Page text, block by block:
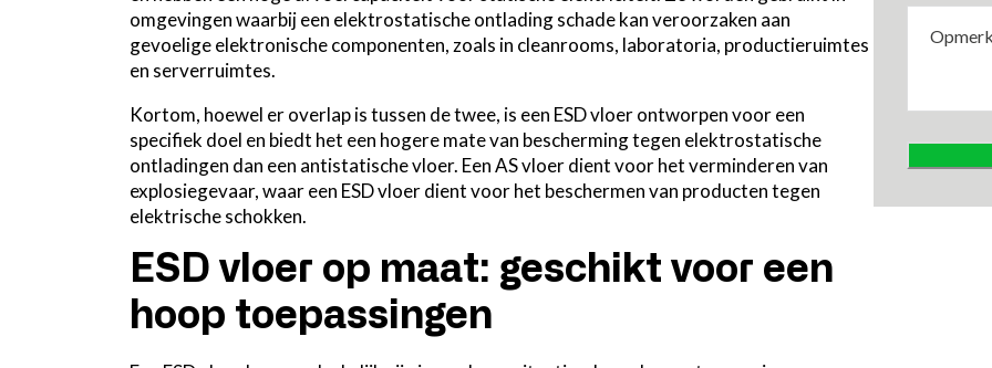
omgevingen waarbij een elektrostatische ontlading schade kan veroorzaken aan
gevoelige elektronische componenten, zoals in cleanrooms, laboratoria, productieruimtes
en serverruimtes.
Kortom, hoewel er overlap is tussen de twee, is een ESD vloer ontworpen voor een
specifiek doel en biedt het een hogere mate van bescherming tegen elektrostatische
ontladingen dan een antistatische vloer. Een AS vloer dient voor het verminderen van
explosiegevaar, waar een ESD vloer dient voor het beschermen van producten tegen
elektrische schokken.
ESD vloer op maat: geschikt voor een
hoop toepassingen